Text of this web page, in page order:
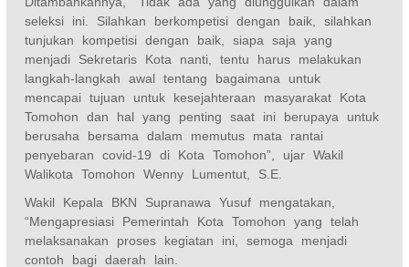
seleksi ini. Silahkan berkompetisi dengan baik, silahkan
tunjukan kompetisi dengan baik, siapa saja yang
menjadi Sekretaris Kota nanti, tentu harus melakukan
langkah-langkah awal tentang bagaimana untuk
mencapai tujuan untuk kesejahteraan masyarakat Kota
Tomohon dan hal yang penting saat ini berupaya untuk
berusaha bersama dalam memutus mata rantai
penyebaran covid-19 di Kota Tomohon”, ujar Wakil
Walikota Tomohon Wenny Lumentut, S.E.
Wakil Kepala BKN Supranawa Yusuf mengatakan,
“Mengapresiasi Pemerintah Kota Tomohon yang telah
melaksanakan proses kegiatan ini, semoga menjadi
contoh bagi daerah lain.